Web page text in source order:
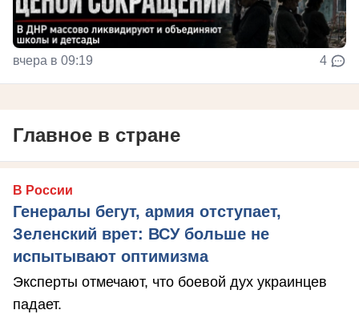
вчера в 09:19 4
Главное в стране
В России
Генералы бегут, армия отступает,
Зеленский врет: ВСУ больше не
испытывают оптимизма
Эксперты отмечают, что боевой дух украинцев
падает.